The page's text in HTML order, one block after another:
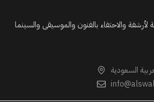
والاحتفاء بالفنون والموسيقى والسينما
السعودية